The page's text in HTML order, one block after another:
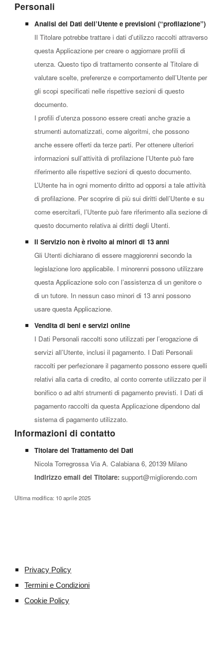
Personali
Analisi dei Dati dell’Utente e previsioni (“profilazione”)
Il Titolare potrebbe trattare i dati d’utilizzo raccolti attraverso
questa Applicazione per creare o aggiornare profili di
utenza. Questo tipo di trattamento consente al Titolare di
valutare scelte, preferenze e comportamento dell’Utente per
gli scopi specificati nelle rispettive sezioni di questo
documento.
I profili d’utenza possono essere creati anche grazie a
strumenti automatizzati, come algoritmi, che possono
anche essere offerti da terze parti. Per ottenere ulteriori
informazioni sull’attività di profilazione l’Utente può fare
riferimento alle rispettive sezioni di questo documento.
L’Utente ha in ogni momento diritto ad opporsi a tale attività
di profilazione. Per scoprire di più sui diritti dell’Utente e su
come esercitarli, l’Utente può fare riferimento alla sezione di
questo documento relativa ai diritti degli Utenti.
Il Servizio non è rivolto ai minori di 13 anni
Gli Utenti dichiarano di essere maggiorenni secondo la
legislazione loro applicabile. I minorenni possono utilizzare
questa Applicazione solo con l’assistenza di un genitore o
di un tutore. In nessun caso minori di 13 anni possono
usare questa Applicazione.
Vendita di beni e servizi online
I Dati Personali raccolti sono utilizzati per l’erogazione di
servizi all’Utente, inclusi il pagamento. I Dati Personali
raccolti per perfezionare il pagamento possono essere quelli
relativi alla carta di credito, al conto corrente utilizzato per il
bonifico o ad altri strumenti di pagamento previsti. I Dati di
pagamento raccolti da questa Applicazione dipendono dal
sistema di pagamento utilizzato.
Informazioni di contatto
Titolare del Trattamento dei Dati
Nicola TorregrossaVia A. Calabiana 6, 20139 Milano
Indirizzo email del Titolare: support@migliorendo.com
Ultima modifica: 10 aprile 2025
Privacy Policy
Termini e Condizioni
Cookie Policy